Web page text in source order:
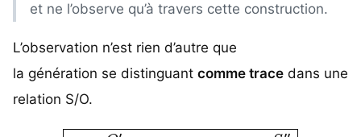
et ne l’observe qu’à travers cette construction.
L’observation n’est rien d’autre que
la génération se distinguant comme trace dans une
relation S/O.
α=O′S″⟺φ=S″O′